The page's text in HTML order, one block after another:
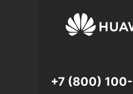
+7 (800)